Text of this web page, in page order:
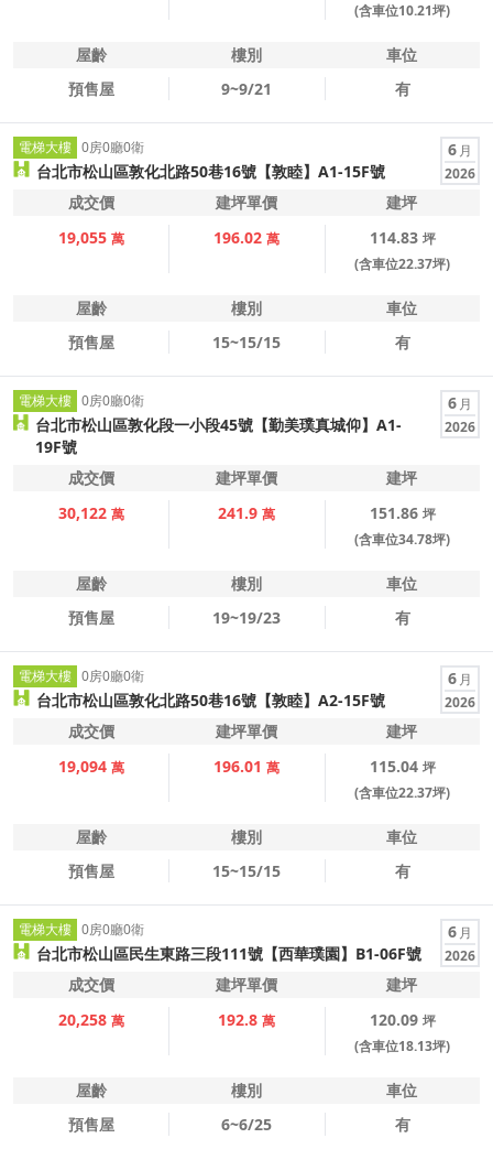
(含車位10.21坪)
屋齡 樓別
車位
預售屋
9~9/21 有
電梯大樓 0房0廳0衛
台北市松山區敦化北路50巷16號【敦睦】A1-15F號
6 月
2026
成交價 建坪單價
建坪
19,055 萬 196.02 萬 114.83 坪
(含車位22.37坪)
屋齡 樓別
車位
預售屋
15~15/15 有
電梯大樓 0房0廳0衛
台北市松山區敦化段一小段45號【勤美璞真城仰】A1-
19F號
6 月
2026
成交價 建坪單價
建坪
30,122 萬 241.9 萬 151.86 坪
(含車位34.78坪)
屋齡 樓別
車位
預售屋
19~19/23 有
電梯大樓 0房0廳0衛
台北市松山區敦化北路50巷16號【敦睦】A2-15F號
6 月
2026
成交價 建坪單價
建坪
19,094 萬 196.01 萬 115.04 坪
(含車位22.37坪)
屋齡 樓別
車位
預售屋
15~15/15 有
電梯大樓 0房0廳0衛
台北市松山區民生東路三段111號【西華璞園】B1-06F號
6 月
2026
成交價 建坪單價
建坪
20,258 萬 192.8 萬 120.09 坪
(含車位18.13坪)
屋齡 樓別
車位
預售屋
6~6/25 有